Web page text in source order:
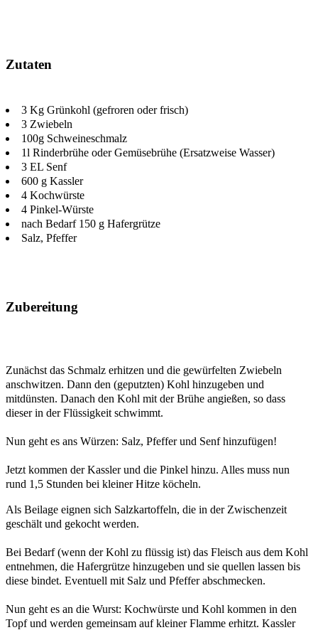
Zutaten
3 Kg Grünkohl (gefroren oder frisch)
3 Zwiebeln
100g Schweineschmalz
1l Rinderbrühe oder Gemüsebrühe (Ersatzweise Wasser)
3 EL Senf
600 g Kassler
4 Kochwürste
4 Pinkel-Würste
nach Bedarf 150 g Hafergrütze
Salz, Pfeffer
Zubereitung
Zunächst das Schmalz erhitzen und die gewürfelten Zwiebeln
anschwitzen. Dann den (geputzten) Kohl hinzugeben und
mitdünsten. Danach den Kohl mit der Brühe angießen, so dass
dieser in der Flüssigkeit schwimmt.
Nun geht es ans Würzen: Salz, Pfeffer und Senf hinzufügen!
Jetzt kommen der Kassler und die Pinkel hinzu. Alles muss nun
rund 1,5 Stunden bei kleiner Hitze köcheln.
Als Beilage eignen sich Salzkartoffeln, die in der Zwischenzeit
geschält und gekocht werden.
Bei Bedarf (wenn der Kohl zu flüssig ist) das Fleisch aus dem Kohl
entnehmen, die Hafergrütze hinzugeben und sie quellen lassen bis
diese bindet. Eventuell mit Salz und Pfeffer abschmecken.
Nun geht es an die Wurst: Kochwürste und Kohl kommen in den
Topf und werden gemeinsam auf kleiner Flamme erhitzt. Kassler